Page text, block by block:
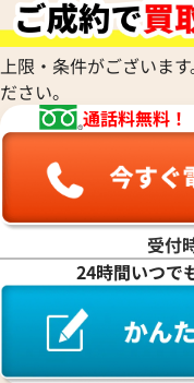
ハ行
マ行
ヤ行
ワ行
上限・条件がございま
ださい。
通話料無料！
受付
24時間いつで